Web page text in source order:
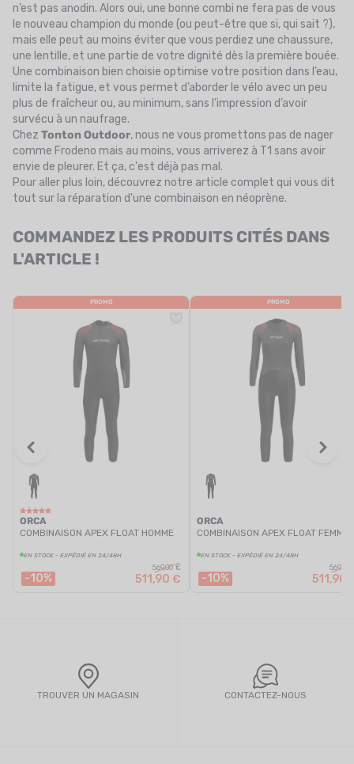
n’est pas anodin. Alors oui, une bonne combi ne fera pas de vous
le nouveau champion du monde (ou peut-être que si, qui sait ?),
mais elle peut au moins éviter que vous perdiez une chaussure,
une lentille, et une partie de votre dignité dès la première bouée.
Une combinaison bien choisie optimise votre position dans l’eau,
limite la fatigue, et vous permet d’aborder le vélo avec un peu
plus de fraîcheur ou, au minimum, sans l’impression d’avoir
survécu à un naufrage.
Chez Tonton Outdoor, nous ne vous promettons pas de nager
comme Frodeno mais au moins, vous arriverez à T1 sans avoir
envie de pleurer. Et ça, c'est déjà pas mal.
Pour aller plus loin, découvrez notre article complet qui vous dit
tout sur la réparation d'une combinaison en néoprène.
COMMANDEZ LES PRODUITS CITÉS DANS
L'ARTICLE !
PROMO
ORCA
COMBINAISON APEX FLOAT HOMME
EN STOCK - EXPÉDIÉ EN 24/48H
-10%
569,00 €
511,90 €
PROMO
ORCA
COMBINAISON APEX FLOAT FEMME
EN STOCK - EXPÉDIÉ EN 24/48H
-10%
569,00
511,90
TROUVER UN MAGASIN CONTACTEZ-NOUS